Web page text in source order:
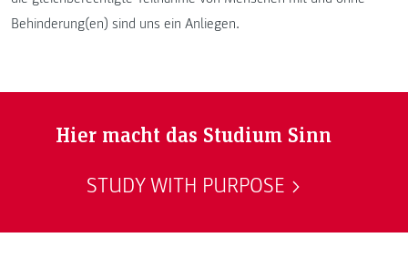
Behinderung(en) sind uns ein Anliegen.
Hier macht das Studium Sinn
STUDY WITH PURPOSE